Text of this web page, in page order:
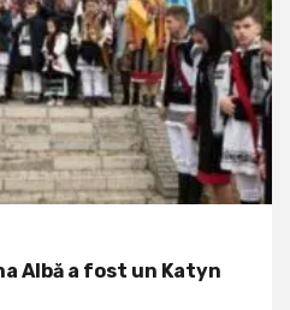
Albă a fost un Katyn